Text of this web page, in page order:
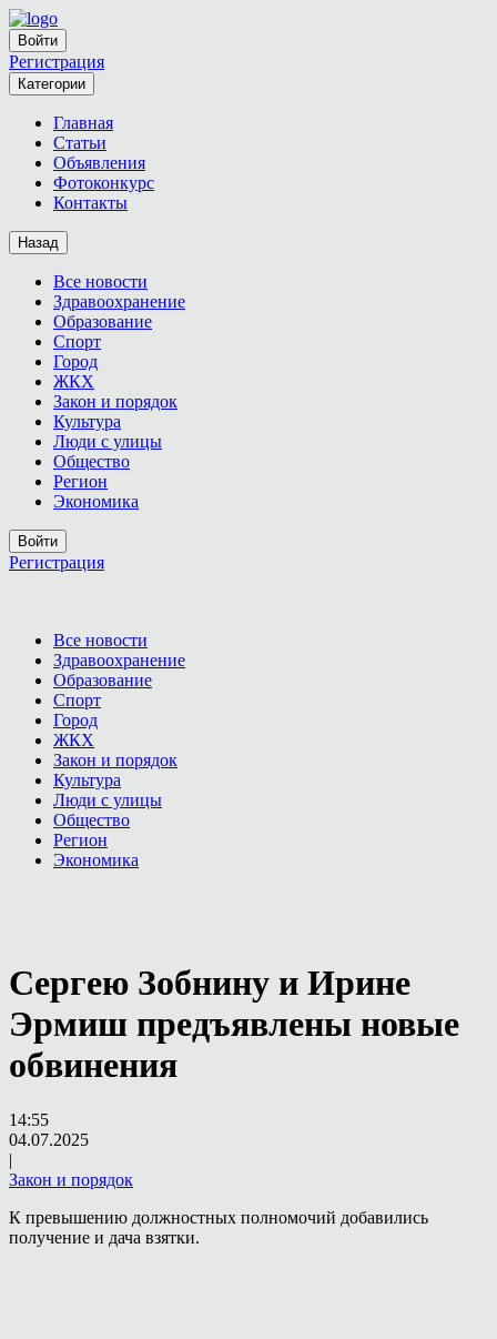
Войти
Регистрация
Категории
Главная
Статьи
Объявления
Фотоконкурс
Контакты
Назад
Все новости
Здравоохранение
Образование
Спорт
Город
ЖКХ
Закон и порядок
Культура
Люди с улицы
Общество
Регион
Экономика
Войти
Регистрация
Все новости
Здравоохранение
Образование
Спорт
Город
ЖКХ
Закон и порядок
Культура
Люди с улицы
Общество
Регион
Экономика
Сергею Зобнину и Ирине
Эрмиш предъявлены новые
обвинения
14:55
04.07.2025
|
Закон и порядок
К превышению должностных полномочий добавились
получение и дача взятки.